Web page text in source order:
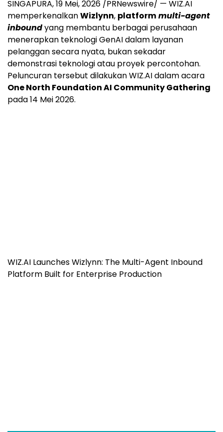
SINGAPURA,19 Mei, 2026 /PRNewswire/ — WIZ.AI
memperkenalkanWizlynn, platformmulti-agent
inboundyang membantu berbagai perusahaan
menerapkan teknologi GenAI dalam layanan
pelanggan secara nyata, bukan sekadar
demonstrasi teknologi atau proyek percontohan.
Peluncuran tersebut dilakukan WIZ.AI dalam acara
One North Foundation AI Community Gathering
pada 14 Mei 2026.
WIZ.AI Launches Wizlynn: The Multi-Agent Inbound
Platform Built for Enterprise Production